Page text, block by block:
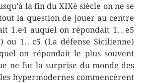
la fin du XIXè siècle on ne se
la question de jouer au centre
1.e4 auquel on répondait 1…e5
ou 1…c5 (La défense Sicilienne)
on répondait le plus souvent
ne fut la surprise du monde des
hypermodernes commencèrent